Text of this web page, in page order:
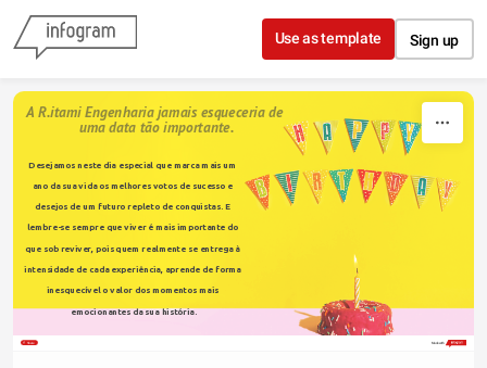
Skip to content
Use as template Sign up
A R.itami Engenharia jamais esqueceria de
uma data tão importante.
Desejamos neste dia especial que marca mais um
ano da sua vida os melhores votos de sucesso e
desejos de um futuro repleto de conquistas. E
lembre-se sempre que viver é mais importante do
que sob reviver, pois quem realmente se entrega à
intensidade de cada experiência, aprende de forma
inesquecível o valor dos momentos mais
emocionantes da sua história.
Share Made with